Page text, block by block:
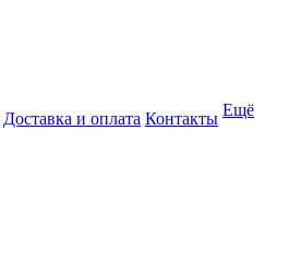
Доставка и оплата Контакты Ещё